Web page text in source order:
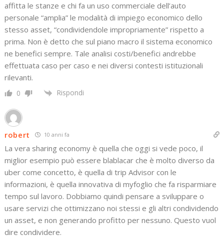
affitta le stanze e chi fa un uso commerciale dell’auto
personale “amplia” le modalità di impiego economico dello
stesso asset, “condividendole impropriamente” rispetto a
prima. Non è detto che sul piano macro il sistema economico
ne benefici sempre. Tale analisi costi/benefici andrebbe
effettuata caso per caso e nei diversi contesti istituzionali
rilevanti.
0 Rispondi
robert 10 anni fa
La vera sharing economy è quella che oggi si vede poco, il
miglior esempio può essere blablacar che è molto diverso da
uber come concetto, è quella di trip Advisor con le
informazioni, è quella innovativa di myfoglio che fa risparmiare
tempo sul lavoro. Dobbiamo quindi pensare a sviluppare o
usare servizi che ottimizzano noi stessi e gli altri condividendo
un asset, e non generando profitto per nessuno. Questo vuol
dire condividere.